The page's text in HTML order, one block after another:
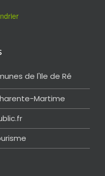
de l'Ile de Ré
Martime